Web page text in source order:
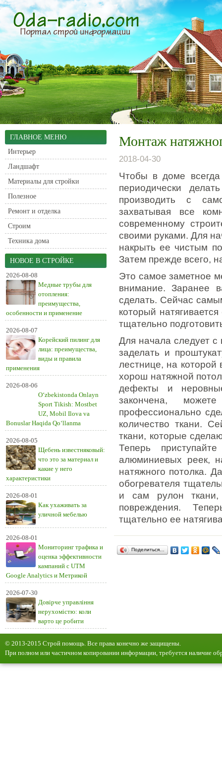
ГЛАВНОЕ МЕНЮ
Интерьер
Ландшафт
Материалы для стройки
Полезное
Ремонт и отделка
Строим
Техника дома
НОВОЕ В СТРОЙКЕ
2026-08-08
Медные трубы для
отопления:
преимущества,
особенности и применение
2026-08-07
Корейский пилинг для
лица: преимущества,
виды и правила
применения
2026-08-06
O‘zbekistonda Onlayn
Sport Tikish: Mostbet
UZ, Mobil Ilova va
Bonuslar Haqida Qo‘llanma
2026-08-05
Щебень известняковый:
что это за материал и
какие у него
характеристики
2026-08-01
Как ухаживать за
уличной мебелью
2026-08-01
Мониторинг трафика и
оценка эффективности
кампаний с UTM
Google Analytics и Метрикой
2026-07-30
Довірче управління
нерухомістю: коли
варто це робити
Монтаж
2018-04-30
Чтобы в доме
периодически
производить с
захватывая все
современному
своими руками. Для
накрыть ее чистым
Затем прежде всего,
Это самое заметное
внимание. Заранее
сделать. Сейчас
который
тщательно
Для начала следует с
заделать и
лестнице, на
хорош натяжной
дефекты и
закончена,
профессионально
количество ткани.
ткани, которые
Теперь
алюминиевых реек,
натяжного потолка.
обогревателя
и сам рулон
повреждения.
тщательно ее
Поделиться…
© 2013-2015 Строй помощь. Все права конечно же защищены.
При полном или частичном копировании информации, требуется наличие